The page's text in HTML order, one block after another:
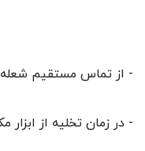
- از تماس مستقیم شعله
- در زمان تخلیه از